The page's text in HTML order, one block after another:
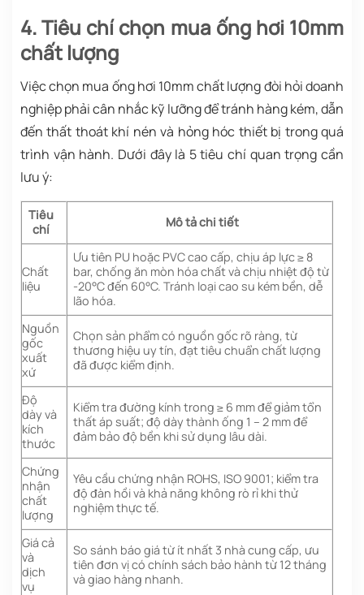
4. Tiêu chí chọn mua ống hơi 10mm
chất lượng
Việc chọn mua ống hơi 10mm chất lượng đòi hỏi doanh
nghiệp phải cân nhắc kỹ lưỡng để tránh hàng kém, dẫn
đến thất thoát khí nén và hỏng hóc thiết bị trong quá
trình vận hành. Dưới đây là 5 tiêu chí quan trọng cần
lưu ý:
Tiêu
chí
Mô tả chi tiết
Chất
liệu
Ưu tiên PU hoặc PVC cao cấp, chịu áp lực ≥ 8
bar, chống ăn mòn hóa chất và chịu nhiệt độ từ
-20°C đến 60°C. Tránh loại cao su kém bền, dễ
lão hóa.
Nguồn
gốc
xuất
xứ
Chọn sản phẩm có nguồn gốc rõ ràng, từ
thương hiệu uy tín, đạt tiêu chuẩn chất lượng
đã được kiểm định.
Độ
dày và
kích
thước
Kiểm tra đường kính trong ≥ 6 mm để giảm tổn
thất áp suất; độ dày thành ống 1 – 2 mm để
đảm bảo độ bền khi sử dụng lâu dài.
Chứng
nhận
chất
lượng
Yêu cầu chứng nhận ROHS, ISO 9001; kiểm tra
độ đàn hồi và khả năng không rò rỉ khi thử
nghiệm thực tế.
Giá cả
và
dịch
vụ
So sánh báo giá từ ít nhất 3 nhà cung cấp, ưu
tiên đơn vị có chính sách bảo hành từ 12 tháng
và giao hàng nhanh.